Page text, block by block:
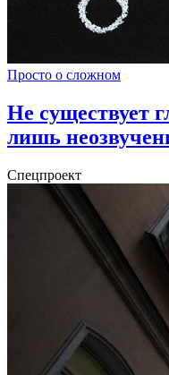
Просто о сложном
Не существует
лишь
Спецпроект